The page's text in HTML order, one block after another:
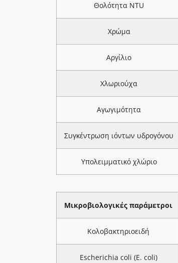
Θολότητα NTU
Χρώμα
Αργίλιο
Χλωριούχα
Αγωγιμότητα
Συγκέντρωση ιόντων υδρογόνου
Υπολειμματικό χλώριο
Μικροβιολογικές παράμετροι
Κολοβακτηριοειδή
Escherichia coli (E. coli)